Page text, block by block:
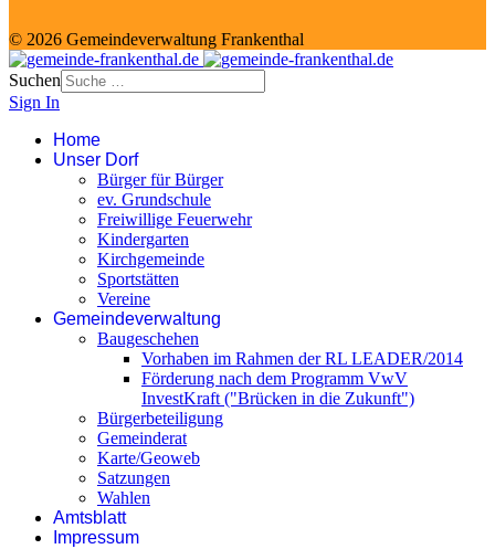
© 2026 Gemeindeverwaltung Frankenthal
Suchen
Sign In
Home
Unser Dorf
Bürger für Bürger
ev. Grundschule
Freiwillige Feuerwehr
Kindergarten
Kirchgemeinde
Sportstätten
Vereine
Gemeindeverwaltung
Baugeschehen
Vorhaben im Rahmen der RL LEADER/2014
Förderung nach dem Programm VwV
InvestKraft ("Brücken in die Zukunft")
Bürgerbeteiligung
Gemeinderat
Karte/Geoweb
Satzungen
Wahlen
Amtsblatt
Impressum